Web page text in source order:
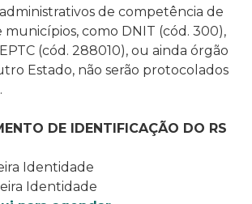
de competência de
municípios, como DNIT (cód. 300),
(cód. 288010), ou ainda órgão
Estado, não serão protocolados
DE IDENTIFICAÇÃO DO RS
Identidade
Identidade